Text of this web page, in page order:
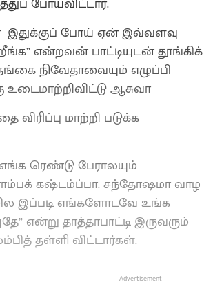
இதுக்குப் போய் ஏன் இவ்வளவு
என்றவன் பாட்டியுடன் தூங்கிக்
நிவேதாவையும் எழுப்பி
உடைமாற்றிவிட்டு ஆசுவா
விரிப்பு மாற்றி படுக்க
ரெண்டு பேராலயும்
கஷ்டம்ப்பா. சந்தோஷமா வாழ
இப்படி எங்களோடவே உங்க
என்று தாத்தாபாட்டி இருவரும்
தள்ளி விட்டார்கள்.
Advertisement